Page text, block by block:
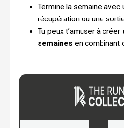
Termine la semaine avec
récupération ou une
Tu peux t’amuser à créer
semaines en combinant